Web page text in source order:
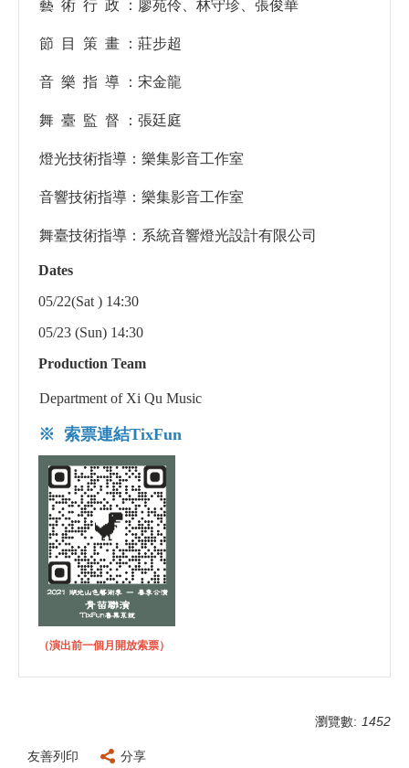
藝 術 行 政 ：廖苑伶、林守珍、張俊華
節 目 策 畫 ：莊步超
音 樂 指 導 ：宋金龍
舞 臺 監 督 ：張廷庭
燈光技術指導：樂集影音工作室
音響技術指導：樂集影音工作室
舞臺技術指導：系統音響燈光設計有限公司
Dates
05/22(Sat ) 14:30
05/23 (Sun) 14:30
Production Team
Department of Xi Qu Music
※ 索票連結TixFun
（演出前一個月開放索票）
瀏覽數: 1452
友善列印 分享